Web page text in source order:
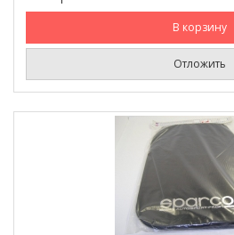
В корзину
Отложить